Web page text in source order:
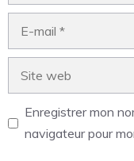
Enregistrer mon
navigateur pour